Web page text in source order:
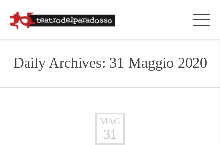
Daily Archives: 31 Maggio 2020
MAG
31